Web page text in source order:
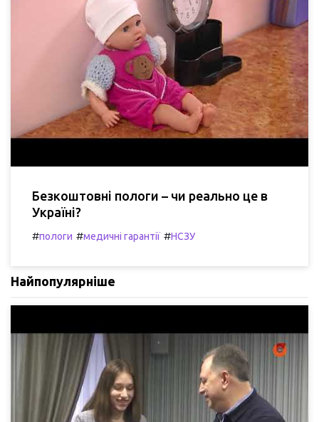
Безкоштовні пологи – чи реально це в
Україні?
#пологи #медичні гарантії #НСЗУ
Найпопулярніше